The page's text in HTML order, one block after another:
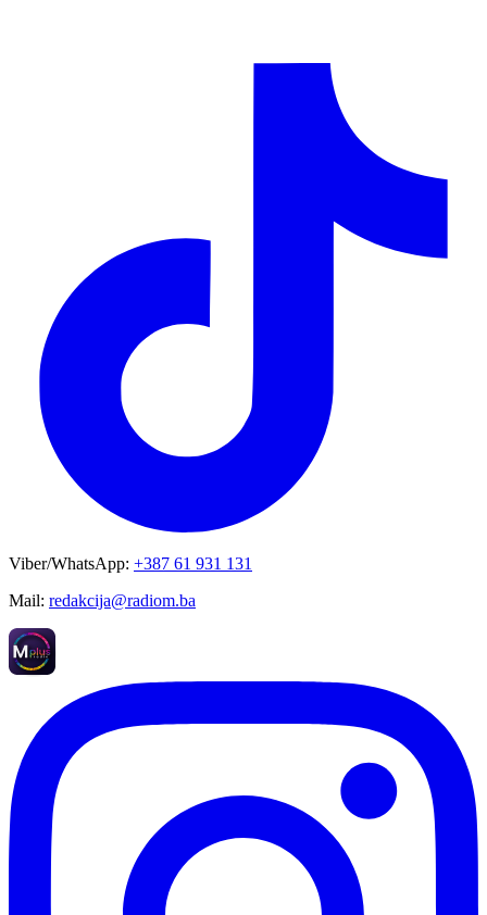
Viber/WhatsApp: +387 61 931 131
Mail: redakcija@radiom.ba